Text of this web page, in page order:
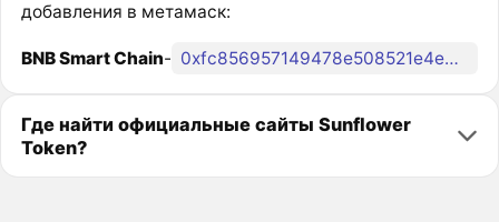
добавления в метамаск:
BNB Smart Chain- 0xfc856957149478e508521e4e68d43f309d13b8fa
Где найти официальные сайты Sunflower
Token?